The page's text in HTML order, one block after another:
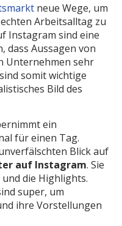
neue Wege, um
Arbeitsalltag zu
Instagram sind eine
dass Aussagen von
Unternehmen sehr
somit wichtige
Bild des
ein
für einen Tag.
Blick auf
auf Instagram. Sie
die Highlights.
super, um
ihre Vorstellungen